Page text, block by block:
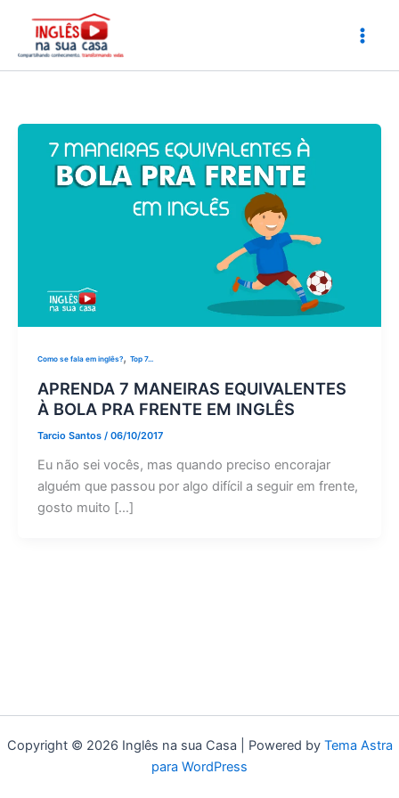
conteúdo
Como se fala em inglês?, Top 7...
APRENDA 7 MANEIRAS EQUIVALENTES
À BOLA PRA FRENTE EM INGLÊS
Tarcio Santos / 06/10/2017
Eu não sei vocês, mas quando preciso encorajar
alguém que passou por algo difícil a seguir em frente,
gosto muito […]
Copyright © 2026 Inglês na sua Casa | Powered by Tema Astra
para WordPress